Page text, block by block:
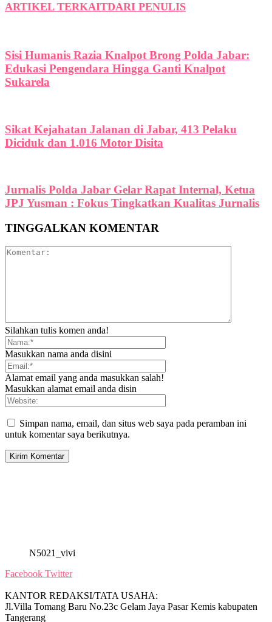
ARTIKEL TERKAITDARI PENULIS
Sisi Humanis Razia Knalpot Brong Polda Jabar:
Edukasi Pengendara Hingga Ganti Knalpot
Sukarela
Sikat Kejahatan Jalanan di Jabar, 413 Pelaku
Diciduk dan 1.016 Motor Disita
Jurnalis Polda Jabar Gelar Rapat Internal, Ketua
JPJ Yusman : Fokus Tingkatkan Kualitas Jurnalis
TINGGALKAN KOMENTAR
Silahkan tulis komen anda!
Masukkan nama anda disini
Alamat email yang anda masukkan salah!
Masukkan alamat email anda disin
Simpan nama, email, dan situs web saya pada peramban ini
untuk komentar saya berikutnya.
N5021_vivi
Facebook Twitter
KANTOR REDAKSI/TATA USAHA:
Jl.Villa Tomang Baru No.23c Gelam Jaya Pasar Kemis kabupaten
Tangerang